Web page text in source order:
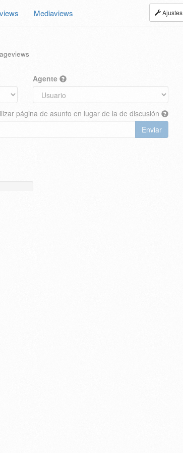
Ajustes
Mediaviews
Agente
página de asunto en lugar de la de discusión
Enviar